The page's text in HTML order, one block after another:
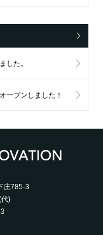
した。
ープンしました！
庄785-3
)